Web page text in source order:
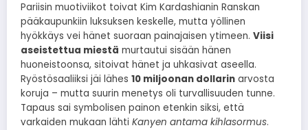
Pariisin muotiviikot toivat Kim Kardashianin Ranskan
pääkaupunkiin luksuksen keskelle, mutta yöllinen
hyökkäys vei hänet suoraan painajaisen ytimeen. Viisi
aseistettua miestä murtautui sisään hänen
huoneistoonsa, sitoivat hänet ja uhkasivat aseella.
Ryöstösaaliiksi jäi lähes 10 miljoonan dollarin arvosta
koruja – mutta suurin menetys oli turvallisuuden tunne.
Tapaus sai symbolisen painon etenkin siksi, että
varkaiden mukaan lähti Kanyen antama kihlasormus.